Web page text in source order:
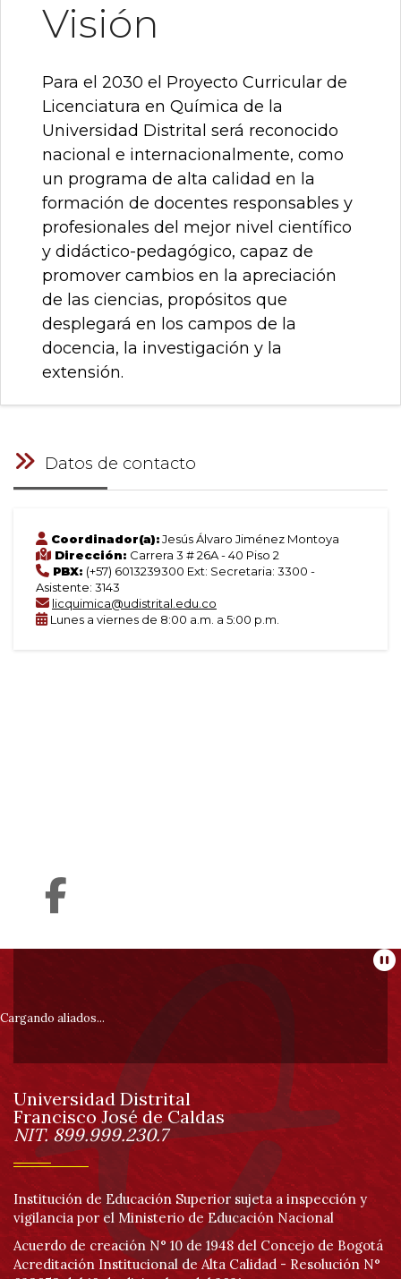
Visión
Para el 2030 el Proyecto Curricular de
Licenciatura en Química de la
Universidad Distrital será reconocido
nacional e internacionalmente, como
un programa de alta calidad en la
formación de docentes responsables y
profesionales del mejor nivel científico
y didáctico-pedagógico, capaz de
promover cambios en la apreciación
de las ciencias, propósitos que
desplegará en los campos de la
docencia, la investigación y la
extensión.
Datos de contacto
Coordinador(a):Jesús Álvaro Jiménez Montoya
Dirección: Carrera 3 # 26A - 40 Piso 2
PBX: (+57) 6013239300 Ext: Secretaria: 3300 -
Asistente: 3143
licquimica@udistrital.edu.co
Lunes a viernes de 8:00 a.m. a 5:00 p.m.
Información
pie
de
página
Cargando aliados...
Información
Universidad Distrital
Francisco José de Caldas
NIT. 899.999.230.7
Institución de Educación Superior sujeta a inspección y
vigilancia por el Ministerio de Educación Nacional
Acuerdo de creación N° 10 de 1948 del Concejo de Bogotá
Acreditación Institucional de Alta Calidad - Resolución N°